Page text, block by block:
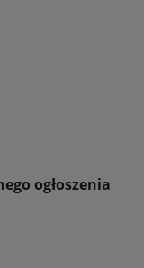
ogłoszenia